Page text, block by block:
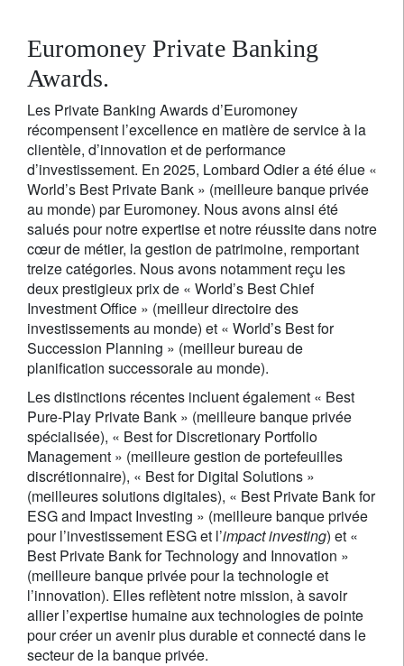
Euromoney Private Banking
Awards.
Les Private Banking Awards d’Euromoney
récompensent l’excellence en matière de service à la
clientèle, d’innovation et de performance
d’investissement. En 2025, Lombard Odier a été élue «
World’s Best Private Bank » (meilleure banque privée
au monde) par Euromoney. Nous avons ainsi été
salués pour notre expertise et notre réussite dans notre
cœur de métier, la gestion de patrimoine, remportant
treize catégories. Nous avons notamment reçu les
deux prestigieux prix de « World’s Best Chief
Investment Office » (meilleur directoire des
investissements au monde) et « World’s Best for
Succession Planning » (meilleur bureau de
planification successorale au monde).
Les distinctions récentes incluent également « Best
Pure-Play Private Bank » (meilleure banque privée
spécialisée), « Best for Discretionary Portfolio
Management » (meilleure gestion de portefeuilles
discrétionnaire), « Best for Digital Solutions »
(meilleures solutions digitales), « Best Private Bank for
ESG and Impact Investing » (meilleure banque privée
pour l’investissement ESG et l’impact investing) et «
Best Private Bank for Technology and Innovation »
(meilleure banque privée pour la technologie et
l’innovation). Elles reflètent notre mission, à savoir
allier l’expertise humaine aux technologies de pointe
pour créer un avenir plus durable et connecté dans le
secteur de la banque privée.